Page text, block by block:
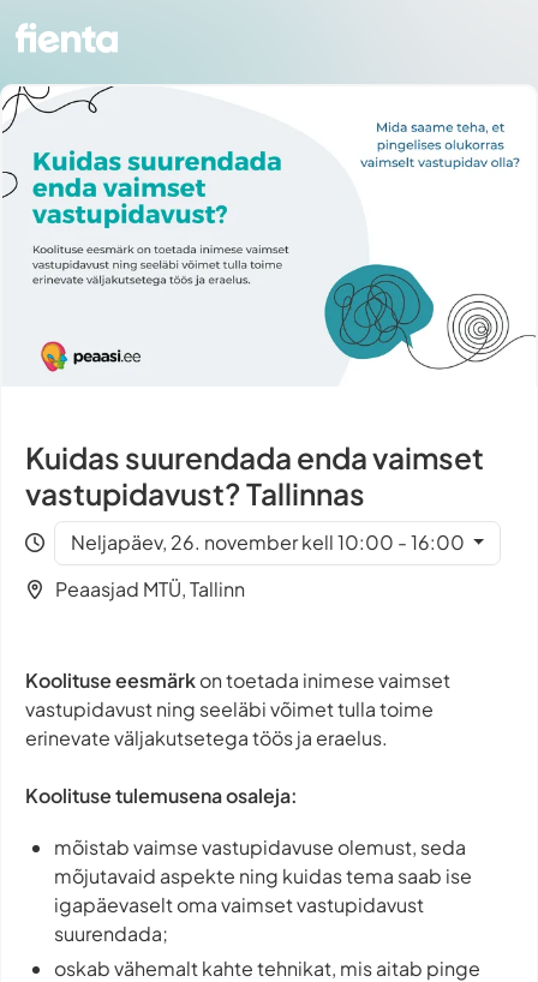
Kuidas suurendada enda vaimset
vastupidavust? Tallinnas
Neljapäev, 26. november kell 10:00 - 16:00
Peaasjad MTÜ, Tallinn
Koolituse eesmärkon toetada inimese vaimset
vastupidavust ning seeläbi võimet tulla toime
erinevate väljakutsetega töös ja eraelus.
Koolituse tulemusena osaleja:
mõistab vaimse vastupidavuse olemust, seda
mõjutavaid aspekte ning kuidas tema saab ise
igapäevaselt oma vaimset vastupidavust
suurendada;
oskab vähemalt kahte tehnikat, mis aitab pinge